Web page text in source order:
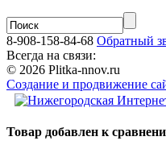
8-908-158-84-68 Обратный
Всегда на связи:
© 2026 Plitka-nnov.ru
Создание и продвижение
Товар добавлен к